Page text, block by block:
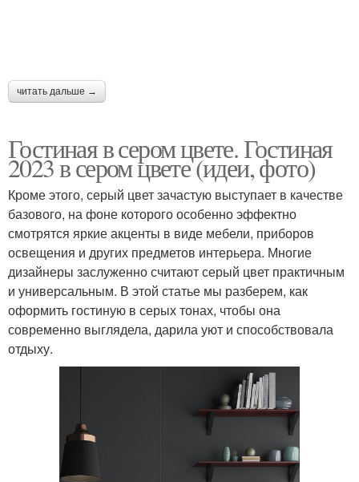
читать дальше →
Гостиная в сером цвете. Гостиная
2023 в сером цвете (идеи, фото)
Кроме этого, серый цвет зачастую выступает в качестве
базового, на фоне которого особенно эффектно
смотрятся яркие акценты в виде мебели, приборов
освещения и других предметов интерьера. Многие
дизайнеры заслуженно считают серый цвет практичным
и универсальным. В этой статье мы разберем, как
оформить гостиную в серых тонах, чтобы она
современно выглядела, дарила уют и способствовала
отдыху.